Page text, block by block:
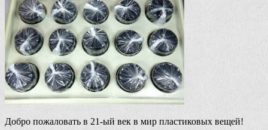
Добро пожаловать в 21-ый век в мир пластиковых вещей!